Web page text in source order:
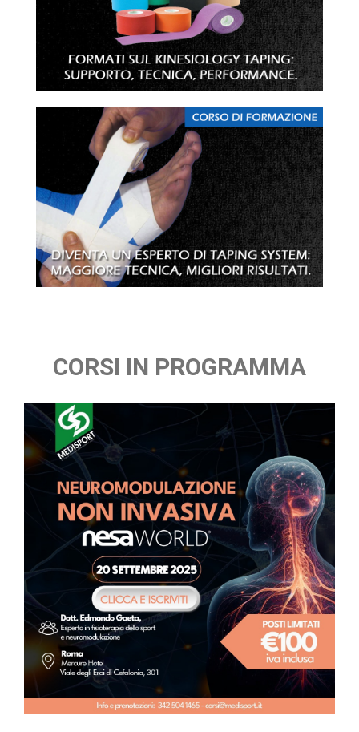
CORSI IN PROGRAMMA